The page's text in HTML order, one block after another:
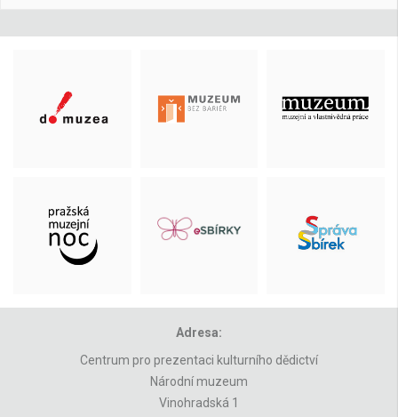
Adresa:
Centrum pro prezentaci kulturního dědictví
Národní muzeum
Vinohradská 1